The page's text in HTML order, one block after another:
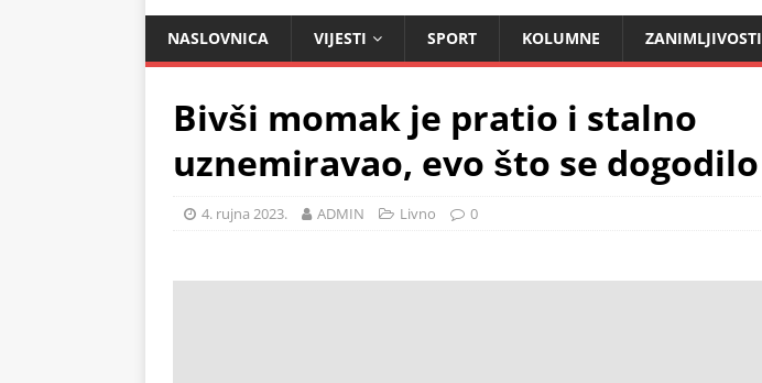
NASLOVNICA VIJESTI SPORT KOLUMNE ZANIMLJIVOSTI
Bivši momak je pratio i stalno
uznemiravao, evo što se dogodilo
4. rujna 2023. ADMIN Livno 0